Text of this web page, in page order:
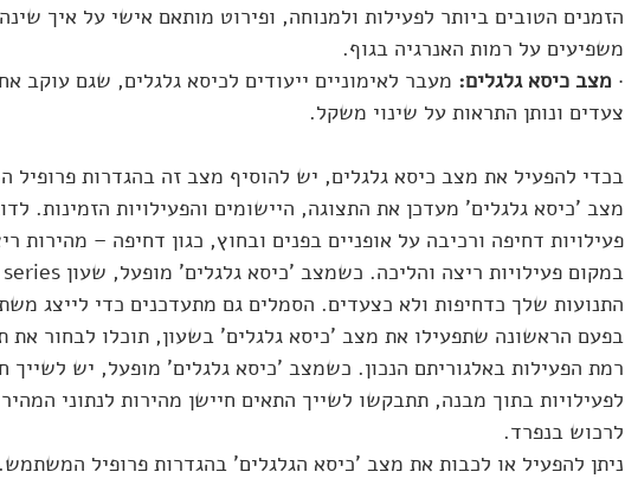
הזמנים הטובים ביותר לפעילות ולמנוחה, ופירוט מותאם אישי על איך
משפיעים על רמות האנרגיה בגוף.
· מצב כיסא גלגלים: מעבר לאימוניים ייעודים לכיסא גלגלים, שגם עוקב
צעדים ונותן התראות על שינוי משקל.
בכדי להפעיל את מצב כיסא גלגלים, יש להוסיף מצב זה בהגדרות
מצב 'כיסא גלגלים' מעדכן את התצוגה, היישומים והפעילויות הזמינות.
פעילויות דחיפה ורכיבה על אופניים בפנים ובחוץ, כגון דחיפה – מהירות
התנועות שלך כדחיפות ולא כצעדים. הסמלים גם מתעדכנים כדי לייצג
בפעם הראשונה שתפעילו את מצב 'כיסא גלגלים' בשעון, תוכלו לבחור את
רמת הפעילות באלגוריתם הנכון. כשמצב 'כיסא גלגלים' מופעל, יש לשייך
לפעילויות בתוך מבנה, תתבקשו לשייך התאים חיישן מהירות לנתוני
לרכוש בנפרד.
ניתן להפעיל או לכבות את מצב 'כיסא הגלגלים' בהגדרות פרופיל המשתמש.